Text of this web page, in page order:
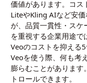
価値があります。コス
LiteやKling AIなど安
が、品質一貫性・スケ
を重視する企業用途で
Veoのコストを抑える
Veoを使う際、何も考
膨らむことがあります
トロールできます。